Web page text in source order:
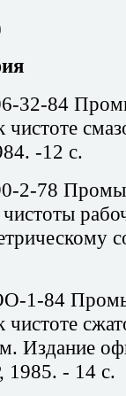
32-84
чистоте
-12 с.
2-78
1-84
чистоте
Издание
- 14 с.